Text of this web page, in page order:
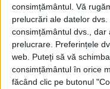
consimțământul. Vă
prelucrări ale datelor
consimțământul dvs.,
prelucrare. Preferințele
web. Puteți să vă
consimțământul în orice
făcând clic pe butonul